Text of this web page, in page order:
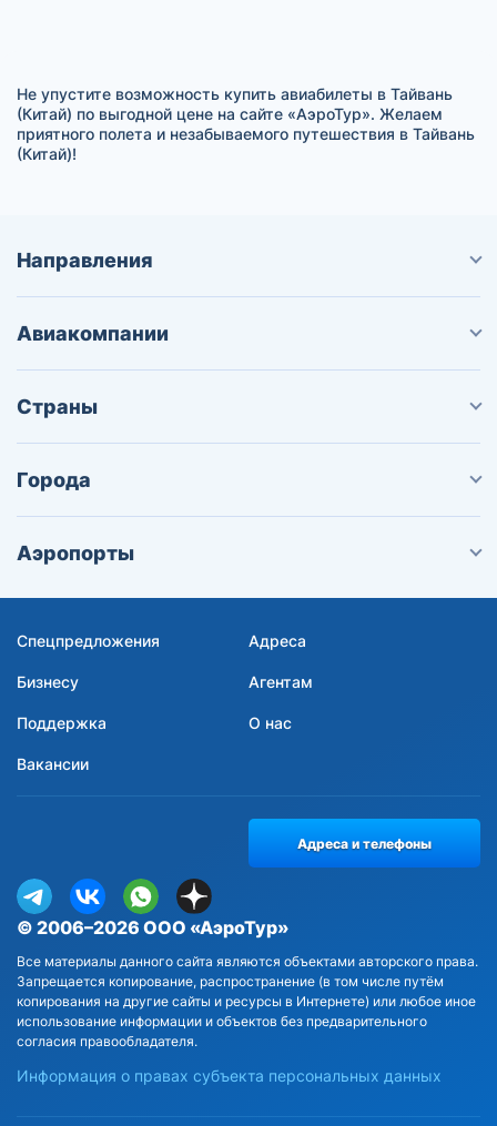
Не упустите возможность купить авиабилеты в Тайвань
(Китай) по выгодной цене на сайте «АэроТур». Желаем
приятного полета и незабываемого путешествия в Тайвань
(Китай)!
Направления
Авиакомпании
Страны
Города
Аэропорты
Спецпредложения Адреса
Бизнесу Агентам
Поддержка О нас
Вакансии
© 2006–2026 ООО «АэроТур»
Все материалы данного сайта являются объектами авторского права.
Запрещается копирование, распространение (в том числе путём
копирования на другие сайты и ресурсы в Интернете) или любое иное
использование информации и объектов без предварительного
согласия правообладателя.
Информация о правах субъекта персональных данных
Адреса и телефоны